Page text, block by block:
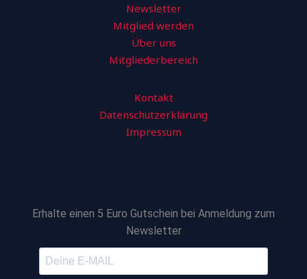
Newsletter
Mitglied werden
Über uns
Mitgliederbereich
Kontakt
Datenschutzerklärung
Impressum
Erhalte einen 5 Euro Gutschein bei Anmeldung zum
Newsletter